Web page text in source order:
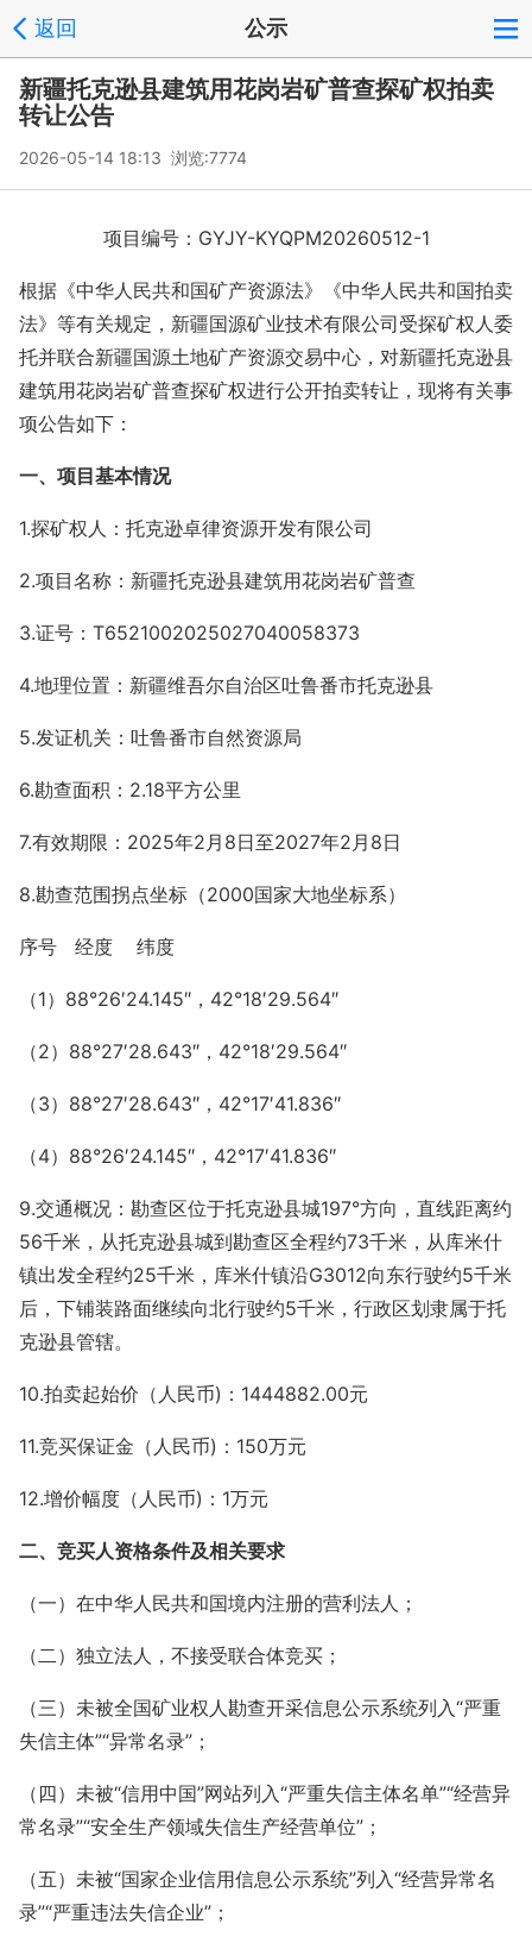
返回 公示
新疆托克逊县建筑用花岗岩矿普查探矿权拍卖
转让公告
2026-05-14 18:13 浏览:7774
项目编号：GYJY-KYQPM20260512-1
根据《中华人民共和国矿产资源法》《中华人民共和国拍卖
法》等有关规定，新疆国源矿业技术有限公司受探矿权人委
托并联合新疆国源土地矿产资源交易中心，对新疆托克逊县
建筑用花岗岩矿普查探矿权进行公开拍卖转让，现将有关事
项公告如下：
一、项目基本情况
1.探矿权人：托克逊卓律资源开发有限公司
2.项目名称：新疆托克逊县建筑用花岗岩矿普查
3.证号：T6521002025027040058373
4.地理位置：新疆维吾尔自治区吐鲁番市托克逊县
5.发证机关：吐鲁番市自然资源局
6.勘查面积：2.18平方公里
7.有效期限：2025年2月8日至2027年2月8日
8.勘查范围拐点坐标（2000国家大地坐标系）
序号 经度 纬度
（1）88°26′24.145″，42°18′29.564″
（2）88°27′28.643″，42°18′29.564″
（3）88°27′28.643″，42°17′41.836″
（4）88°26′24.145″，42°17′41.836″
9.交通概况：勘查区位于托克逊县城197°方向，直线距离约
56千米，从托克逊县城到勘查区全程约73千米，从库米什
镇出发全程约25千米，库米什镇沿G3012向东行驶约5千米
后，下铺装路面继续向北行驶约5千米，行政区划隶属于托
克逊县管辖。
10.拍卖起始价（人民币)：1444882.00元
11.竞买保证金（人民币)：150万元
12.增价幅度（人民币)：1万元
二、竞买人资格条件及相关要求
（一）在中华人民共和国境内注册的营利法人；
（二）独立法人，不接受联合体竞买；
（三）未被全国矿业权人勘查开采信息公示系统列入“严重
失信主体”“异常名录”；
（四）未被“信用中国”网站列入“严重失信主体名单”“经营异
常名录”“安全生产领域失信生产经营单位”；
（五）未被“国家企业信用信息公示系统”列入“经营异常名
录”“严重违法失信企业”；